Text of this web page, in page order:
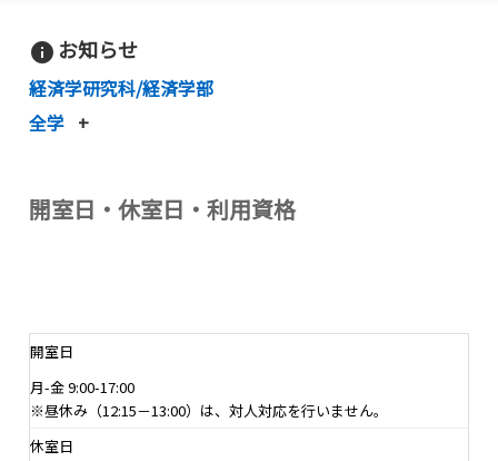
info お知らせ
経済学研究科/経済学部
全学 +
開室日・休室日・利用資格
開室日
月-金 9:00-17:00
※昼休み（12:15－13:00）は、対人対応を行いません。
休室日